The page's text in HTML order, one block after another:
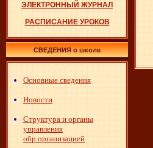
ЭЛЕКТРОННЫЙ ЖУРНАЛ
РАСПИСАНИЕ УРОКОВ
СВЕДЕНИЯ о школе
Основные сведения
Новости
Структура и органы
управления
обр.организацией